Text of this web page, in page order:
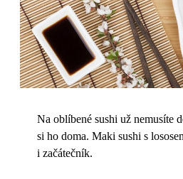
Na oblíbené sushi už nemusíte
si ho doma. Maki sushi s
i začátečník.